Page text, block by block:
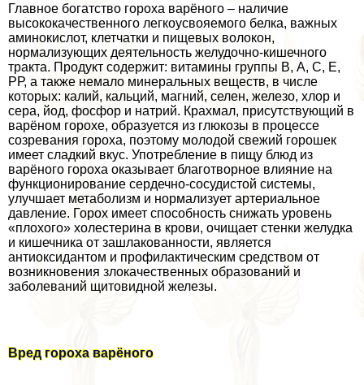
Главное богатство гороха варёного – наличие
высококачественного легкоусвояемого белка, важных
аминокислот, клетчатки и пищевых волокон,
нормализующих деятельность желудочно-кишечного
тpaкта. Продукт содержит: витамины группы В, А, С, Е,
РР, а также немало минеральных веществ, в числе
которых: калий, кальций, магний, селен, железо, хлор и
сера, йод, фосфор и натрий. Крахмал, присутствующий в
варёном горохе, образуется из глюкозы в процессе
созревания гороха, поэтому молодой свежий горошек
имеет сладкий вкус. Употрeбление в пищу блюд из
варёного гороха оказывает благотворное влияние на
функционирование сердечно-сосудистой системы,
улучшает метаболизм и нормализует артериальное
давление. Горох имеет способность снижать уровень
«плохого» холестерина в крови, очищает стенки желудка
и кишечника от зашлакованности, является
антиоксидантом и профилактическим средством от
возникновения злокачественных образований и
заболеваний щитовидной железы.
Вред гороха варёного